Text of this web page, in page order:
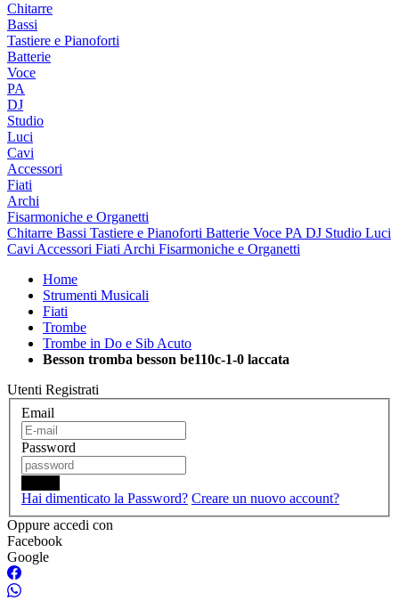
Chitarre
Bassi
Tastiere e Pianoforti
Batterie
Voce
PA
DJ
Studio
Luci
Cavi
Accessori
Fiati
Archi
Fisarmoniche e Organetti
Chitarre Bassi Tastiere e Pianoforti Batterie Voce PA DJ Studio Luci
Cavi Accessori Fiati Archi Fisarmoniche e Organetti
Home
Strumenti Musicali
Fiati
Trombe
Trombe in Do e Sib Acuto
Besson tromba besson be110c-1-0 laccata
Utenti Registrati
Email
Password
Hai dimenticato la Password? Creare un nuovo account?
Oppure accedi con
Facebook
Google